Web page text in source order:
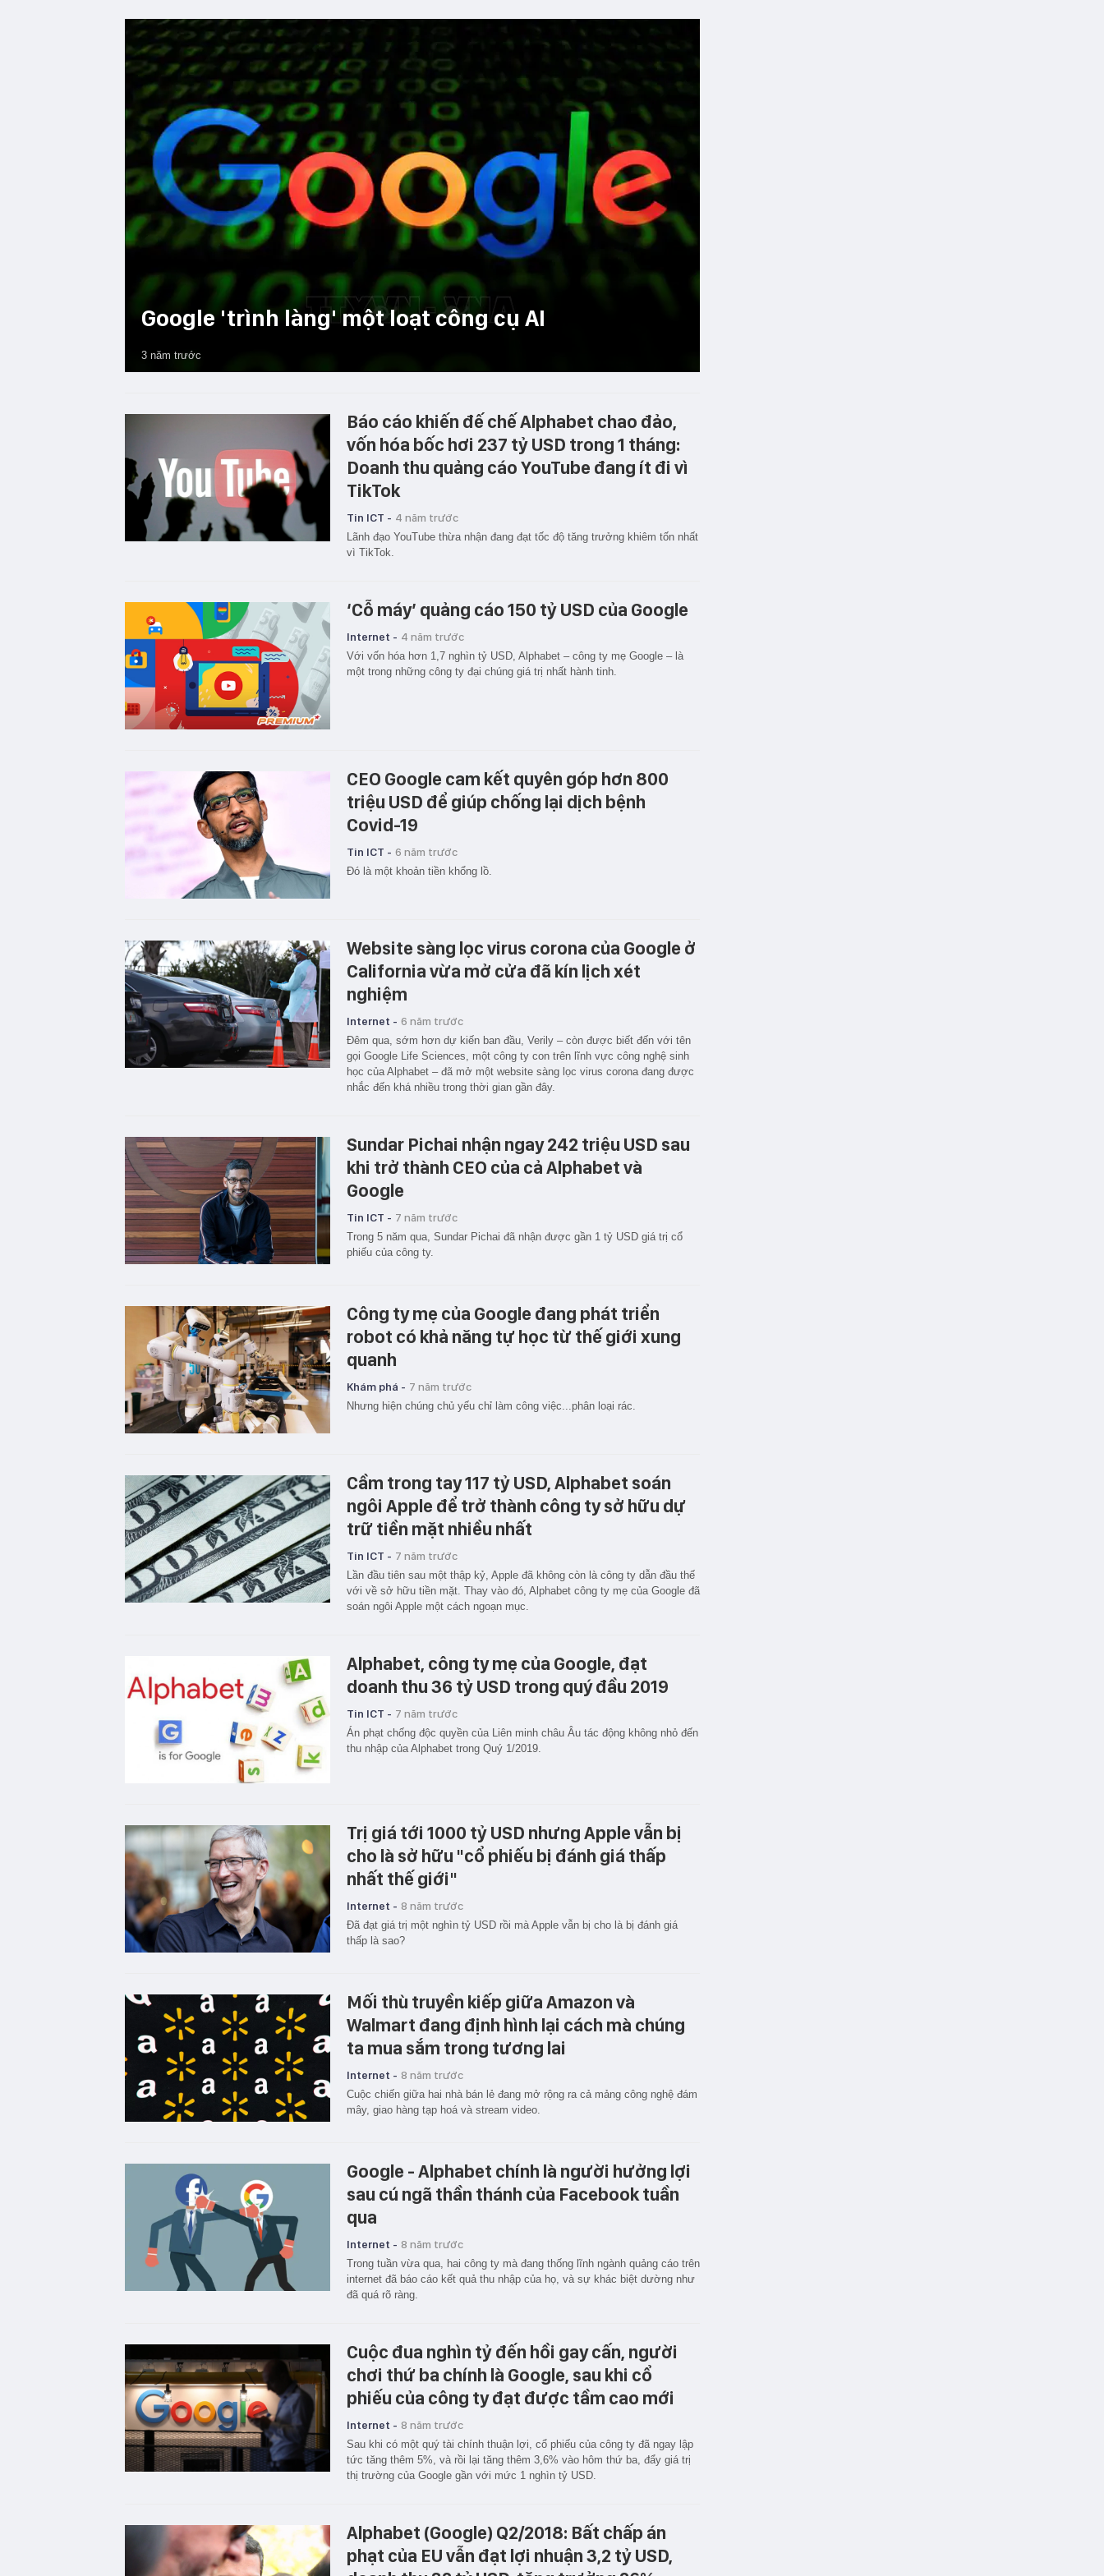
Google 'trình làng' một loạt công cụ AI
3 năm trước
Báo cáo khiến đế chế Alphabet chao đảo,
vốn hóa bốc hơi 237 tỷ USD trong 1 tháng:
Doanh thu quảng cáo YouTube đang ít đi vì
TikTok
Tin ICT - 4 năm trước
Lãnh đạo YouTube thừa nhận đang đạt tốc độ tăng trưởng khiêm tốn nhất
vì TikTok.
‘Cỗ máy’ quảng cáo 150 tỷ USD của Google
Internet - 4 năm trước
Với vốn hóa hơn 1,7 nghìn tỷ USD, Alphabet – công ty mẹ Google – là
một trong những công ty đại chúng giá trị nhất hành tinh.
CEO Google cam kết quyên góp hơn 800
triệu USD để giúp chống lại dịch bệnh
Covid-19
Tin ICT - 6 năm trước
Đó là một khoản tiền khổng lồ.
Website sàng lọc virus corona của Google ở
California vừa mở cửa đã kín lịch xét
nghiệm
Internet - 6 năm trước
Đêm qua, sớm hơn dự kiến ban đầu, Verily – còn được biết đến với tên
gọi Google Life Sciences, một công ty con trên lĩnh vực công nghệ sinh
học của Alphabet – đã mở một website sàng lọc virus corona đang được
nhắc đến khá nhiều trong thời gian gần đây.
Sundar Pichai nhận ngay 242 triệu USD sau
khi trở thành CEO của cả Alphabet và
Google
Tin ICT - 7 năm trước
Trong 5 năm qua, Sundar Pichai đã nhận được gần 1 tỷ USD giá trị cổ
phiếu của công ty.
Công ty mẹ của Google đang phát triển
robot có khả năng tự học từ thế giới xung
quanh
Khám phá - 7 năm trước
Nhưng hiện chúng chủ yếu chỉ làm công việc...phân loại rác.
Cầm trong tay 117 tỷ USD, Alphabet soán
ngôi Apple để trở thành công ty sở hữu dự
trữ tiền mặt nhiều nhất
Tin ICT - 7 năm trước
Lần đầu tiên sau một thập kỷ, Apple đã không còn là công ty dẫn đầu thế
với về sở hữu tiền mặt. Thay vào đó, Alphabet công ty mẹ của Google đã
soán ngôi Apple một cách ngoạn mục.
Alphabet, công ty mẹ của Google, đạt
doanh thu 36 tỷ USD trong quý đầu 2019
Tin ICT - 7 năm trước
Án phạt chống độc quyền của Liên minh châu Âu tác động không nhỏ đến
thu nhập của Alphabet trong Quý 1/2019.
Trị giá tới 1000 tỷ USD nhưng Apple vẫn bị
cho là sở hữu "cổ phiếu bị đánh giá thấp
nhất thế giới"
Internet - 8 năm trước
Đã đạt giá trị một nghìn tỷ USD rồi mà Apple vẫn bị cho là bị đánh giá
thấp là sao?
Mối thù truyền kiếp giữa Amazon và
Walmart đang định hình lại cách mà chúng
ta mua sắm trong tương lai
Internet - 8 năm trước
Cuộc chiến giữa hai nhà bán lẻ đang mở rộng ra cả mảng công nghệ đám
mây, giao hàng tạp hoá và stream video.
Google - Alphabet chính là người hưởng lợi
sau cú ngã thần thánh của Facebook tuần
qua
Internet - 8 năm trước
Trong tuần vừa qua, hai công ty mà đang thống lĩnh ngành quảng cáo trên
internet đã báo cáo kết quả thu nhập của họ, và sự khác biệt dường như
đã quá rõ ràng.
Cuộc đua nghìn tỷ đến hồi gay cấn, người
chơi thứ ba chính là Google, sau khi cổ
phiếu của công ty đạt được tầm cao mới
Internet - 8 năm trước
Sau khi có một quý tài chính thuận lợi, cổ phiếu của công ty đã ngay lập
tức tăng thêm 5%, và rồi lại tăng thêm 3,6% vào hôm thứ ba, đẩy giá trị
thị trường của Google gần với mức 1 nghìn tỷ USD.
Alphabet (Google) Q2/2018: Bất chấp án
phạt của EU vẫn đạt lợi nhuận 3,2 tỷ USD,